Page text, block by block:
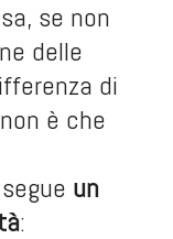
se non
delle
di
è che
un
: